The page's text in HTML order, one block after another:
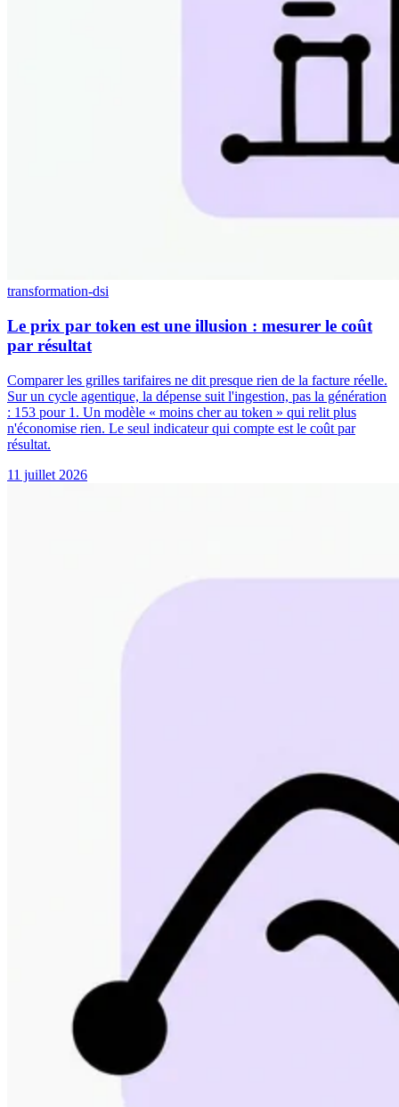
transformation-dsi
Le prix par token est une illusion : mesurer le coût
par résultat
Comparer les grilles tarifaires ne dit presque rien de la facture réelle.
Sur un cycle agentique, la dépense suit l'ingestion, pas la génération
: 153 pour 1. Un modèle « moins cher au token » qui relit plus
n'économise rien. Le seul indicateur qui compte est le coût par
résultat.
11 juillet 2026